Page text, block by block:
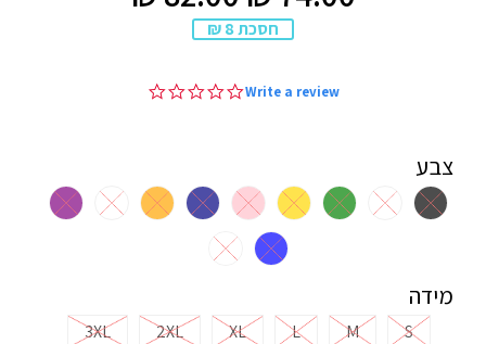
חסכת 8 ₪
0.0Write a review
צבע
מידה
S
M
L
XL
2XL
3XL